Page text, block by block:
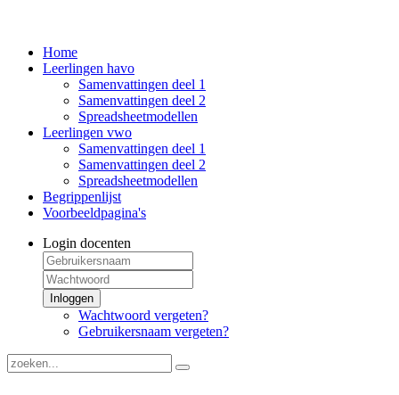
Home
Leerlingen havo
Samenvattingen deel 1
Samenvattingen deel 2
Spreadsheetmodellen
Leerlingen vwo
Samenvattingen deel 1
Samenvattingen deel 2
Spreadsheetmodellen
Begrippenlijst
Voorbeeldpagina's
Login docenten
Inloggen
Wachtwoord vergeten?
Gebruikersnaam vergeten?